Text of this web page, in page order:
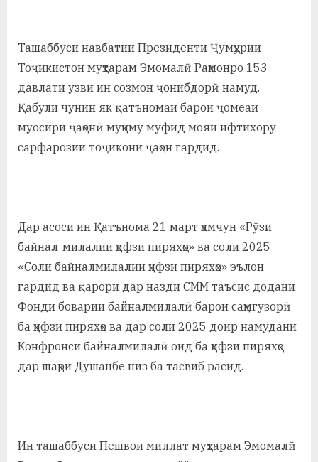
Ташаббуси навбатии Президенти Ҷумҳурии
Тоҷикистон муҳтарам Эмомалӣ Раҳмонро 153
давлати узви ин созмон ҷонибдорӣ намуд.
Қабули чунин як қатъномаи барои ҷомеаи
муосири ҷаҳонӣ муҳиму муфид мояи ифтихору
сарфарозии тоҷикони ҷаҳон гардид.
Дар асоси ин Қатънома 21 март ҳамчун «Рӯзи
байнал-милалии ҳифзи пиряхҳо» ва соли 2025
«Соли байналмилалии ҳифзи пиряхҳо» эълон
гардид ва қарори дар назди СММ таъсис додани
Фонди боварии байналмилалӣ барои саҳмгузорӣ
ба ҳифзи пиряхҳо ва дар соли 2025 доир намудани
Конфронси байналмилалӣ оид ба ҳифзи пиряхҳо
дар шаҳри Душанбе низ ба тасвиб расид.
Ин ташаббуси Пешвои миллат муҳтарам Эмомалӣ